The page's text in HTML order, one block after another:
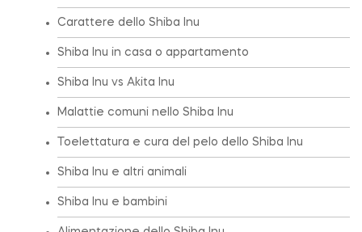
Carattere dello Shiba Inu
Shiba Inu in casa o appartamento
Shiba Inu vs Akita Inu
Malattie comuni nello Shiba Inu
Toelettatura e cura del pelo dello Shiba Inu
Shiba Inu e altri animali
Shiba Inu e bambini